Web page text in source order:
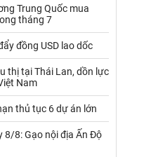
Phân bón
Sắt thép
Thức ăn chăn nuôi
Tôm
Trung Quốc mua
tháng 7
đồng USD lao dốc
thị tại Thái Lan, dồn lực
Nam
thủ tục 6 dự án lớn
8/8: Gạo nội địa Ấn Độ